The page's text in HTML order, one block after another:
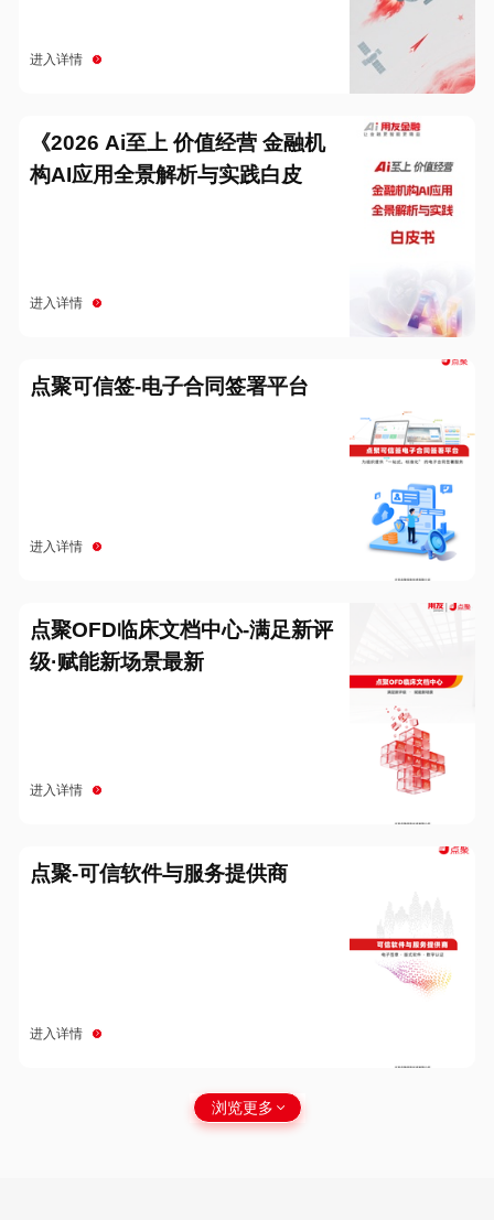
进入详情
《2026 Ai至上 价值经营 金融机
构AI应用全景解析与实践白皮
进入详情
点聚可信签-电子合同签署平台
进入详情
点聚OFD临床文档中心-满足新评
级·赋能新场景最新
进入详情
点聚-可信软件与服务提供商
进入详情
浏览更多